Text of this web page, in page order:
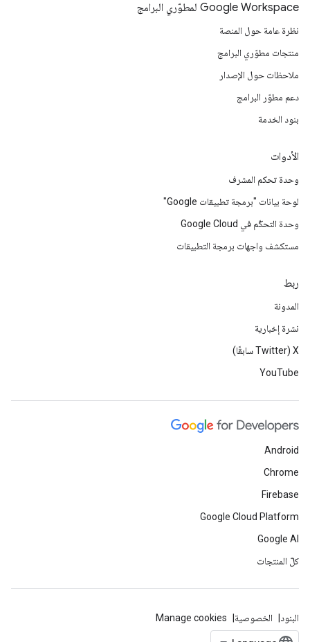
Google Workspace لمطوّري البرامج
نظرة عامة حول المنصة
منتجات مطوّري البرامج
ملاحظات حول الإصدار
دعم مطوّر البرامج
بنود الخدمة
الأدوات
وحدة تحكم المشرف
لوحة بيانات "برمجة تطبيقات Google"
وحدة التحكّم في Google Cloud
مستكشف واجهات برمجة التطبيقات
ربط
المدونة
نشرة إخبارية
‫X ‏(Twitter سابقًا)
YouTube
Android
Chrome
Firebase
Google Cloud Platform
Google AI
كلّ المنتجات
البنود الخصوصية Manage cookies